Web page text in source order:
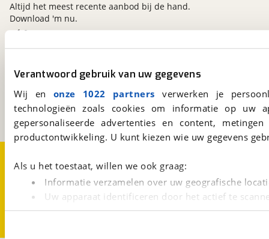
Verantwoord gebruik van uw gegevens
Wij en onze 1022 partners verwerken je
technologieën zoals cookies om informatie op
gepersonaliseerde advertenties en content,
productontwikkeling. U kunt kiezen wie uw gegevens
Als u het toestaat, willen we ook graag:
Informatie verzamelen over uw geografische
Uw apparaat identificeren door het actief te
Lees meer over hoe uw persoonlijke gegevens worden
Kosterijland
3981 AJ
Bunnik
Een initiatief van
BOVAG
Altijd het meest recente aanbod bij de hand.
Download 'm nu.
CookievoorkeurenVacatures